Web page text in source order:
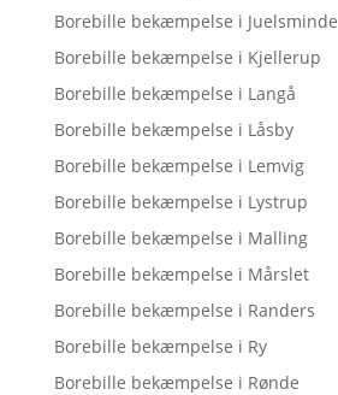
Borebille bekæmpelse i Juelsminde
Borebille bekæmpelse i Kjellerup
Borebille bekæmpelse i Langå
Borebille bekæmpelse i Låsby
Borebille bekæmpelse i Lemvig
Borebille bekæmpelse i Lystrup
Borebille bekæmpelse i Malling
Borebille bekæmpelse i Mårslet
Borebille bekæmpelse i Randers
Borebille bekæmpelse i Ry
Borebille bekæmpelse i Rønde